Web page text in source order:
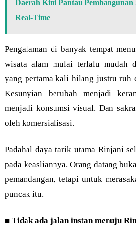
Daerah Kini Pantau Pembangunan
Real-Time
Pengalaman di banyak tempat
wisata alam mulai terlalu mudah
yang pertama kali hilang justru ruh
Kesunyian berubah menjadi
menjadi konsumsi visual. Dan
oleh komersialisasi.
Padahal daya tarik utama Rinjani
pada keasliannya. Orang datang
pemandangan, tetapi untuk
puncak itu.
■ Tidak ada jalan instan menuju